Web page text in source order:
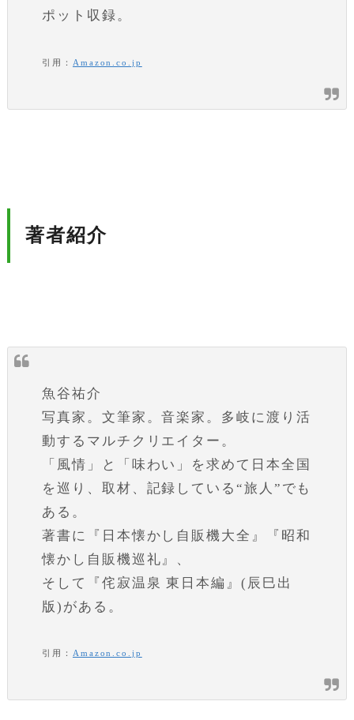
ポット収録。
引用： Amazon.co.jp
著者紹介
魚谷祐介
写真家。文筆家。音楽家。多岐に渡り活
動するマルチクリエイター。
「風情」と「味わい」を求めて日本全国
を巡り、取材、記録している“旅人”でも
ある。
著書に『日本懐かし自販機大全』『昭和
懐かし自販機巡礼』、
そして『侘寂温泉 東日本編』(辰巳出
版)がある。
引用： Amazon.co.jp